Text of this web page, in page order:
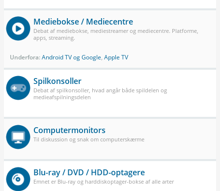
Mediebokse / Mediecentre
Debat af mediebokse, mediestreamer og mediecentre. Platforme,
apps, streaming.
Underfora:Android TV og Google, Apple TV
Spilkonsoller
Debat af spilkonsoller, hvad angår både spildelen og
medieafspilningsdelen
Computermonitors
Til diskussion og snak om computerskærme
Blu-ray / DVD / HDD-optagere
Emnet er Blu-ray og harddiskoptager-bokse af alle arter